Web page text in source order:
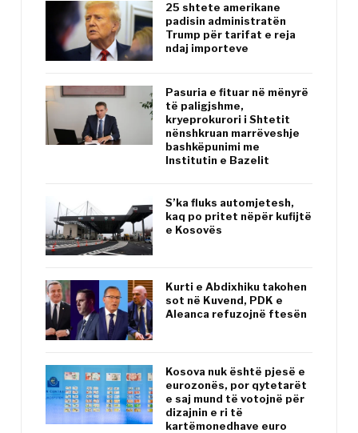
25 shtete amerikane
padisin administratën
Trump për tarifat e reja
ndaj importeve
Pasuria e fituar në mënyrë
të paligjshme,
kryeprokurori i Shtetit
nënshkruan marrëveshje
bashkëpunimi me
Institutin e Bazelit
S’ka fluks automjetesh,
kaq po pritet nëpër kufijtë
e Kosovës
Kurti e Abdixhiku takohen
sot në Kuvend, PDK e
Aleanca refuzojnë ftesën
Kosova nuk është pjesë e
eurozonës, por qytetarët
e saj mund të votojnë për
dizajnin e ri të
kartëmonedhave euro